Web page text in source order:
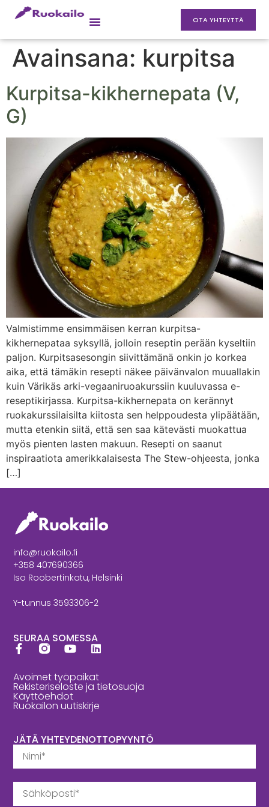
OTA YHTEYTTÄ
Avainsana: kurpitsa
Kurpitsa-kikhernepata (V,
G)
Valmistimme ensimmäisen kerran kurpitsa-
kikhernepataa syksyllä, jolloin reseptin perään kyseltiin
paljon. Kurpitsasesongin siivittämänä onkin jo korkea
aika, että tämäkin resepti näkee päivänvalon muuallakin
kuin Värikäs arki-vegaaniruoakurssiin kuuluvassa e-
reseptikirjassa. Kurpitsa-kikhernepata on kerännyt
ruokakurssilaisilta kiitosta sen helppoudesta ylipäätään,
mutta etenkin siitä, että sen saa kätevästi muokattua
myös pienten lasten makuun. Resepti on saanut
inspiraatiota amerikkalaisesta The Stew-ohjeesta, jonka
[…]
info@ruokailo.fi
+358 407690366
Iso Roobertinkatu, Helsinki
Y-tunnus 3593306-2
SEURAA SOMESSA
Avoimet työpaikat
Rekisteriseloste ja tietosuoja
Käyttöehdot
Ruokailon uutiskirje
JÄTÄ YHTEYDENOTTOPYYNTÖ